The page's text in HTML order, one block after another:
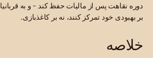
دوره نقاهت پس از مالیات حفظ کند - و به
بر بهبودی خود تمرکز کنند، نه بر کاغذبازی.
خلاصه